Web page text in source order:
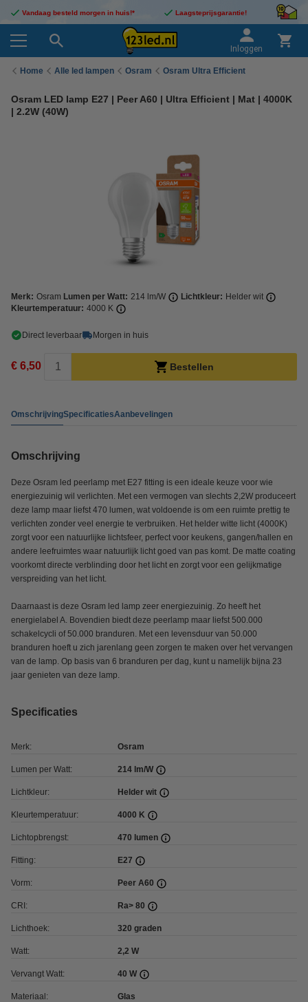
Vandaag besteld morgen in huis!* Laagsteprijsgarantie!
Inloggen
Home Alle led lampen Osram Osram Ultra Efficient
Osram LED lamp E27 | Peer A60 | Ultra Efficient | Mat | 4000K
| 2.2W (40W)
Merk: Osram Lumen per Watt: 214 lm/W Lichtkleur: Helder wit
Kleurtemperatuur: 4000 K
Direct leverbaar Morgen in huis
€ 6,50 Bestellen
OmschrijvingSpecificatiesAanbevelingen
Omschrijving
Deze Osram led peerlamp met E27 fitting is een ideale keuze voor wie
energiezuinig wil verlichten. Met een vermogen van slechts 2,2W produceert
deze lamp maar liefst 470 lumen, wat voldoende is om een ruimte prettig te
verlichten zonder veel energie te verbruiken. Het helder witte licht (4000K)
zorgt voor een natuurlijke lichtsfeer, perfect voor keukens, gangen/hallen en
andere leefruimtes waar natuurlijk licht goed van pas komt. De matte coating
voorkomt directe verblinding door het licht en zorgt voor een gelijkmatige
verspreiding van het licht.
Daarnaast is deze Osram led lamp zeer energiezuinig. Zo heeft het
energielabel A. Bovendien biedt deze peerlamp maar liefst 500.000
schakelcycli of 50.000 branduren. Met een levensduur van 50.000
branduren hoeft u zich jarenlang geen zorgen te maken over het vervangen
van de lamp. Op basis van 6 branduren per dag, kunt u namelijk bijna 23
jaar genieten van deze lamp.
Specificaties
Merk: Osram
Lumen per Watt: 214 lm/W
Lichtkleur: Helder wit
Kleurtemperatuur: 4000 K
Lichtopbrengst: 470 lumen
Fitting: E27
Vorm: Peer A60
CRI: Ra> 80
Lichthoek: 320 graden
Watt: 2,2 W
Vervangt Watt: 40 W
Materiaal: Glas